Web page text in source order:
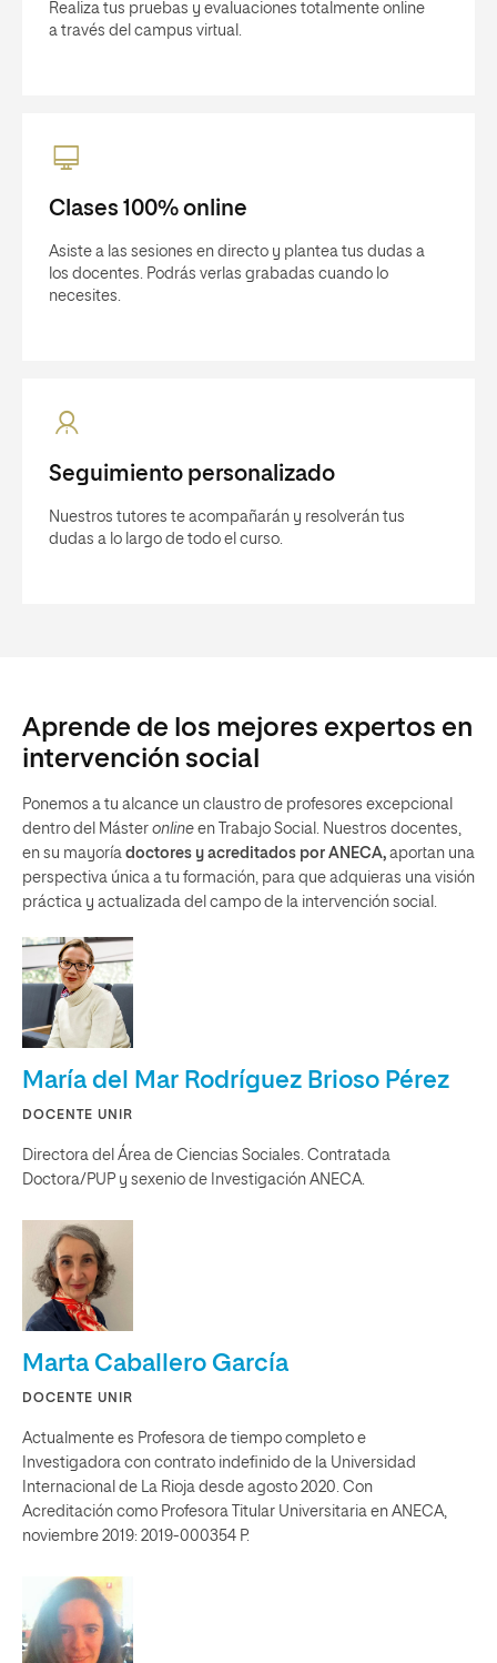
Realiza tus pruebas y evaluaciones totalmente online
a través del campus virtual.
Clases 100% online
Asiste a las sesiones en directo y plantea tus dudas a
los docentes. Podrás verlas grabadas cuando lo
necesites.
Seguimiento personalizado
Nuestros tutores te acompañarán y resolverán tus
dudas a lo largo de todo el curso.
Aprende de los mejores expertos en
intervención social
Ponemos a tu alcance un claustro de profesores excepcional
dentro del Máster online en Trabajo Social. Nuestros docentes,
en su mayoría doctores y acreditados por ANECA, aportan una
perspectiva única a tu formación, para que adquieras una visión
práctica y actualizada del campo de la intervención social.
María del Mar Rodríguez Brioso Pérez
DOCENTE UNIR
Directora del Área de Ciencias Sociales. Contratada
Doctora/PUP y sexenio de Investigación ANECA.
Marta Caballero García
DOCENTE UNIR
Actualmente es Profesora de tiempo completo e
Investigadora con contrato indefinido de la Universidad
Internacional de La Rioja desde agosto 2020. Con
Acreditación como Profesora Titular Universitaria en ANECA,
noviembre 2019: 2019-000354 P.